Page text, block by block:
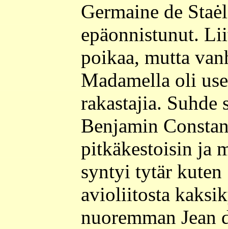
Germaine de
epäonnistunut.
poikaa, mutta
Madamella oli
rakastajia.
Benjamin
pitkäkestoisin ja
syntyi tytär kuten
avioliitosta
nuoremman Jean